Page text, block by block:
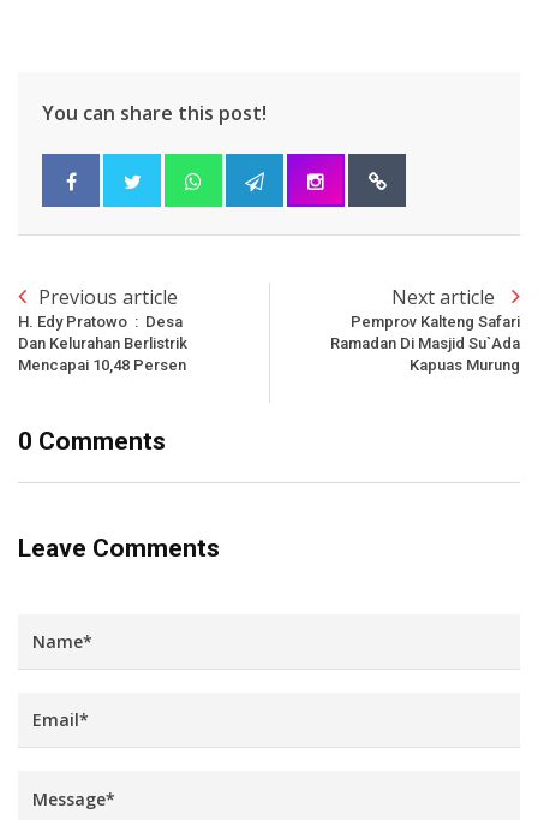
You can share this post!
Previous article
H. Edy Pratowo : Desa
Dan Kelurahan Berlistrik
Mencapai 10,48 Persen
Next article
Pemprov Kalteng Safari
Ramadan Di Masjid Su`ada
Kapuas Murung
0 Comments
Leave Comments